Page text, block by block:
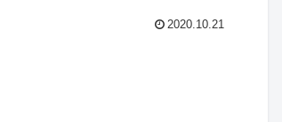
2020.10.21